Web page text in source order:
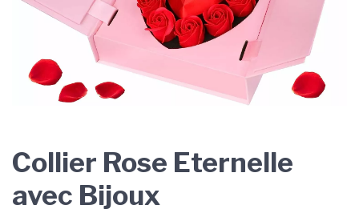
Collier Rose Eternelle
avec Bijoux